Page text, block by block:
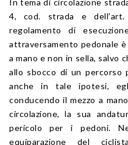
In tema di circolazione
4, cod. strada e
regolamento di
attraversamento pedonale
a mano e non in sella, salvo
allo sbocco di un percorso
anche in tale ipotesi,
conducendo il mezzo a
circolazione, la sua
pericolo per i pedoni.
equiparazione del